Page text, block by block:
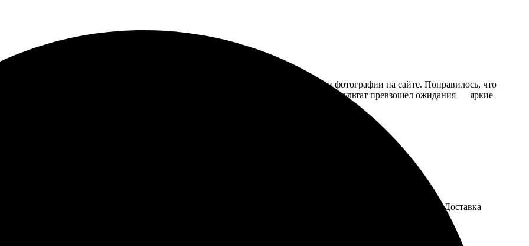
процесс был простым. Сначала выбрала размеры и дизайн, загрузила свои фотографии на сайте. Понравилось, что
проблем, сумма адекватная. Заказ пришел вовремя, все аккуратно упаковано. Результат превзошел ожидания — яркие
печать.
качественно. Удобно загружала фото на сайте. Фотографии отлично распечатали, цветопередача чудесная. Доставка
ожидания. Однозначно рекомендую!